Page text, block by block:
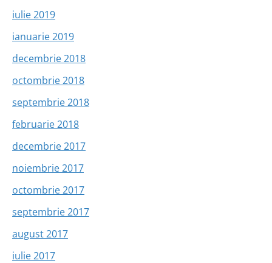
iulie 2019
ianuarie 2019
decembrie 2018
octombrie 2018
septembrie 2018
februarie 2018
decembrie 2017
noiembrie 2017
octombrie 2017
septembrie 2017
august 2017
iulie 2017